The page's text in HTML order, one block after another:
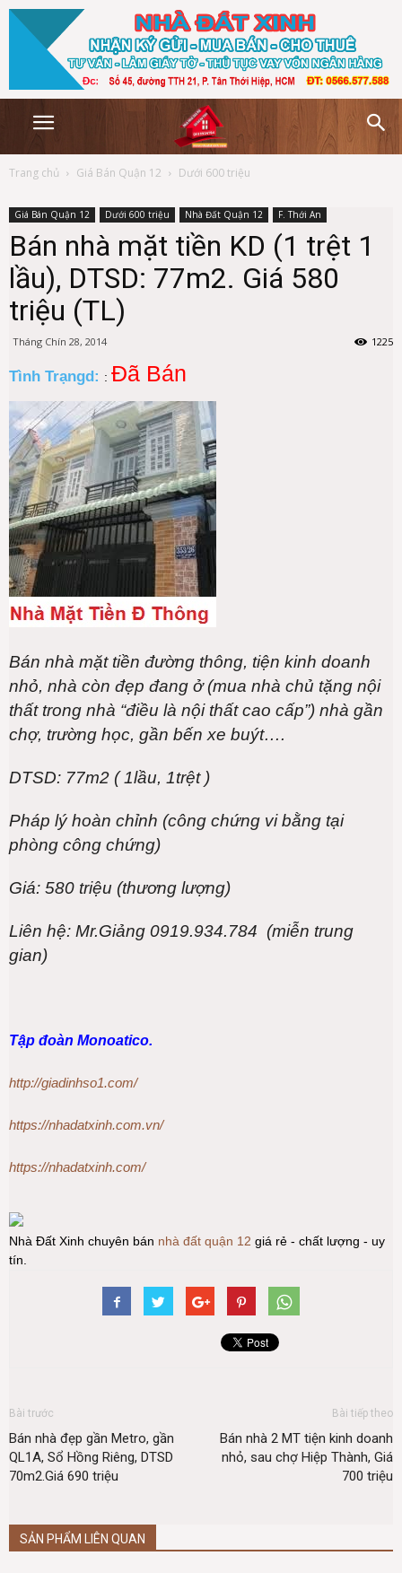
Trang chủ Giá Bán Quận 12 Dưới 600 triệu
Giá Bán Quận 12 Dưới 600 triệu Nhà Đất Quận 12 F. Thới An
Bán nhà mặt tiền KD (1 trệt 1
lầu), DTSD: 77m2. Giá 580
triệu (TL)
Tháng Chín 28, 2014 1225
Tình Trạngd: : Đã Bán
Bán nhà mặt tiền đường thông, tiện kinh doanh
nhỏ, nhà còn đẹp đang ở (mua nhà chủ tặng nội
thất trong nhà “điều là nội thất cao cấp”) nhà gần
chợ, trường học, gần bến xe buýt….
DTSD: 77m2 ( 1lầu, 1trệt )
Pháp lý hoàn chỉnh (công chứng vi bằng tại
phòng công chứng)
Giá: 580 triệu (thương lượng)
Liên hệ: Mr.Giảng 0919.934.784 (miễn trung
gian)
Tập đoàn Monoatico.
http://giadinhso1.com/
https://nhadatxinh.com.vn/
https://nhadatxinh.com/
Nhà Đất Xinh chuyên bán nhà đất quận 12 giá rẻ - chất lượng - uy
tín.
Bài trước
Bán nhà đẹp gần Metro, gần
QL1A, Sổ Hồng Riêng, DTSD
70m2.Giá 690 triệu
Bài tiếp theo
Bán nhà 2 MT tiện kinh doanh
nhỏ, sau chợ Hiệp Thành, Giá
700 triệu
SẢN PHẨM LIÊN QUAN